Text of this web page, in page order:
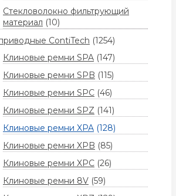
Стекловолокно фильтрующий
материал (10)
ContiTech (1254)
Клиновые ремни SPA (147)
Клиновые ремни SPB (115)
Клиновые ремни SPC (46)
Клиновые ремни SPZ (141)
Клиновые ремни XPA (128)
Клиновые ремни XPB (85)
Клиновые ремни XPC (26)
Клиновые ремни 8V (59)